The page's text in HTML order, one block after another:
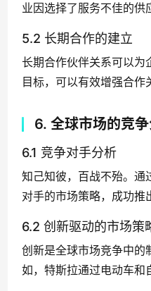
业因选择了服务不佳的供
5.2 长期合作的建立
长期合作伙伴关系可以为
目标，可以有效增强合作
6. 全球市场的竞
6.1 竞争对手分析
知己知彼，百战不殆。通
对手的市场策略，成功推
6.2 创新驱动的市场策
创新是全球市场竞争中的
如，特斯拉通过电动车和